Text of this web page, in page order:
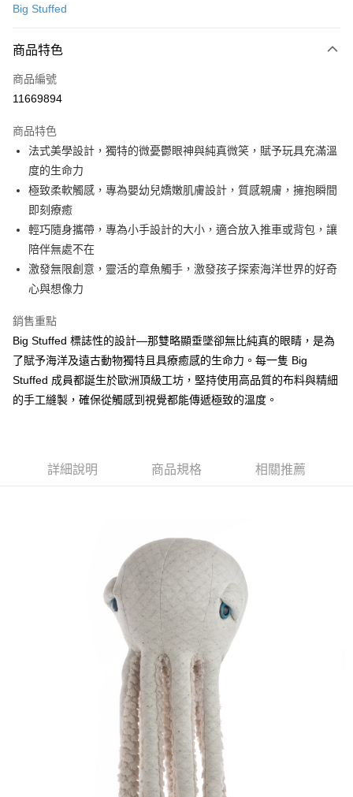
Apple Pay
ATM付款
新航貨運
每筆NT$150，滿NT$1,000(含以上)免運費
新航貨運-外島(每件)
每筆NT$450
Big Stuffed
商品特色
商品編號
11669894
商品特色
法式美學設計，獨特的微憂鬱眼神與純真微笑，賦予玩具充滿溫
度的生命力
極致柔軟觸感，專為嬰幼兒嬌嫩肌膚設計，質感親膚，擁抱瞬間
即刻療癒
輕巧隨身攜帶，專為小手設計的大小，適合放入推車或背包，讓
陪伴無處不在
激發無限創意，靈活的章魚觸手，激發孩子探索海洋世界的好奇
心與想像力
銷售重點
Big Stuffed 標誌性的設計—那雙略顯垂墜卻無比純真的眼睛，是為
了賦予海洋及遠古動物獨特且具療癒感的生命力。每一隻 Big
Stuffed 成員都誕生於歐洲頂級工坊，堅持使用高品質的布料與精細
的手工縫製，確保從觸感到視覺都能傳遞極致的溫度。
詳細說明 商品規格 相關推薦